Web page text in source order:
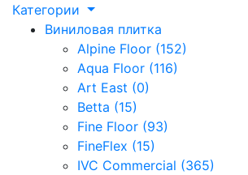
Категории
Виниловая плитка
Alpine Floor (152)
Aqua Floor (116)
Art East (0)
Betta (15)
Fine Floor (93)
FineFlex (15)
IVC Commercial (365)